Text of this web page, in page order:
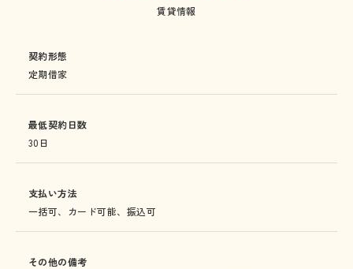
賃貸情報
契約形態
定期借家
最低契約日数
30日
支払い方法
一括可、カード可能、振込可
その他の備考